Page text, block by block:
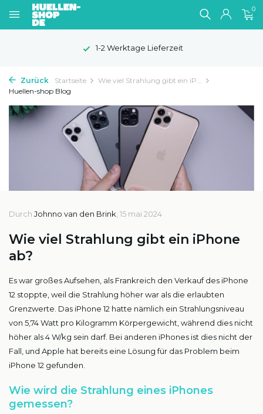
0
100 Tage Widerrufsrecht
Zurück Startseite
Wie viel Strahlung gibt ein iP...
Huellen-shop Blog
Durch Johnno van den Brink , 15 mai 2024
Wie viel Strahlung gibt ein iPhone
ab?
Es war großes Aufsehen, als Frankreich den Verkauf des iPhone
12 stoppte, weil die Strahlung höher war als die erlaubten
Grenzwerte. Das iPhone 12 hatte nämlich ein Strahlungsniveau
von 5,74 Watt pro Kilogramm Körpergewicht, während dies nicht
höher als 4 W/kg sein darf. Bei anderen iPhones ist dies nicht der
Fall, und Apple hat bereits eine Lösung für das Problem beim
iPhone 12 gefunden.
Wie wird die Strahlung eines iPhones
gemessen?